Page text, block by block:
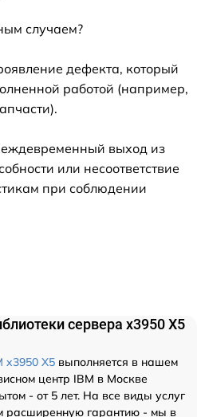
случаем?
дефекта, который
работой (например,
выход из
или несоответствие
при соблюдении
сервера x3950 X5
x3950 X5 выполняется в нашем
центр IBM в Москве
- от 5 лет. На все виды услуг
расширенную гарантию - мы в